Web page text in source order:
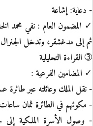
- دعاية: إشاعة
✓ المضمون العام : نفي محمد
ثم إلى مدغشقر، وتدخل الجنرال
➂ القراءة التحليلية
✓ المضامين الفرعية :
- نقل الملك وعائلته عبر طائرة
- مكوثهم في الطائرة ثمان
- وصول الأسرة الملكية إلى